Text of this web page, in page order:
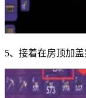
5、接着在房顶加